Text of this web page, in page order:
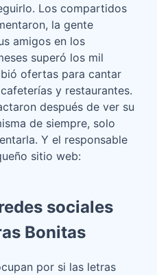
Los compartidos
la gente
amigos en los
superó los mil
ofertas para cantar
y restaurantes.
después de ver su
de siempre, solo
Y el responsable
sitio web:
sociales
Bonitas
por si las letras